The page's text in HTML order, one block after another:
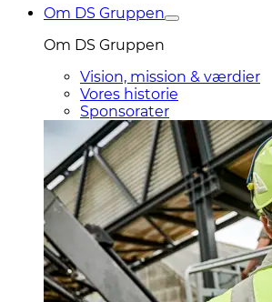
Om DS Gruppen
Om DS Gruppen
Vision, mission & værdier
Vores historie
Sponsorater